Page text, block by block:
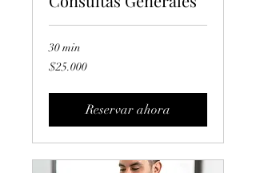
30 min
25.000
pesos
$25.000
Reservar ahora